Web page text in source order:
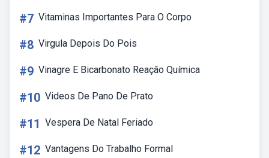
#7 Vitaminas Importantes Para O Corpo
#8 Virgula Depois Do Pois
#9 Vinagre E Bicarbonato Reação Química
#10 Videos De Pano De Prato
#11 Vespera De Natal Feriado
#12 Vantagens Do Trabalho Formal